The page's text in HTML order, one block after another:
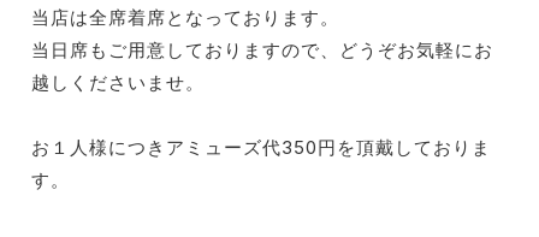
当店は全席着席となっております。
当日席もご用意しておりますので、どうぞお気軽にお
越しくださいませ。
お１人様につきアミューズ代350円を頂戴しておりま
す。